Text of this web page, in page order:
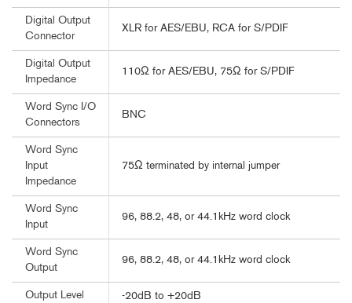
Digital Output
Connector
XLR for AES/EBU, RCA for S/PDIF
Digital Output
Impedance
110Ω for AES/EBU, 75Ω for S/PDIF
Word Sync I/O
Connectors
BNC
Word Sync
Input
Impedance
75Ω terminated by internal jumper
Word Sync
Input
96, 88.2, 48, or 44.1kHz word clock
Word Sync
Output
96, 88.2, 48, or 44.1kHz word clock
Output Level -20dB to +20dB